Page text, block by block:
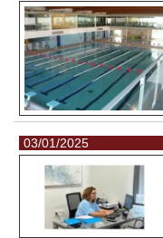
03/01/2025